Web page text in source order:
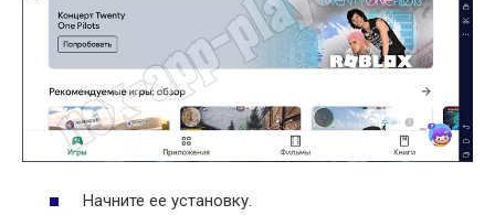
Начните ее установку.